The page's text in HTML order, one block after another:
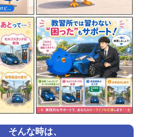
そんな時は、